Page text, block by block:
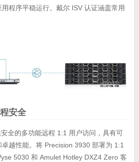
程序平稳运行。戴尔 ISV 认证涵盖常用
安全
全的多功能远程 1:1 用户访问，具有可
卓越性能。将 Precision 3930 部署为 1:1
5030 和 Amulet Hotley DXZ4 Zero 客